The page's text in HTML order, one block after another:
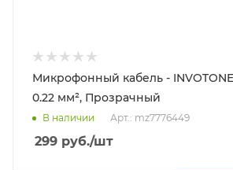
Микрофонный кабель - INVOTONE
0.22 мм², Прозрачный
В наличии Арт.: mz7776449
299 руб./шт